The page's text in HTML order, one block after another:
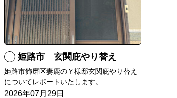
姫路市 玄関庇やり替え
姫路市飾磨区妻鹿のＹ様邸玄関庇やり替え
についてレポートいたします。...
2026年07月29日